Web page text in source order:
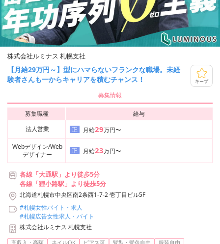
株式会社ルミナス 札幌支社
【月給29万円～】型にハマらないフランクな職場。未経
験者さんも一からキャリアを積むチャンス！
キープ
募集情報
募集職種
給与
法人営業
正 月給29万円〜
Webデザイン/Web
デザイナー
正 月給23万円〜
各線「大通駅」より徒歩5分
各線「狸小路駅」より徒歩5分
北海道札幌市中央区南2条西1-7-2 壱丁目ビル5F
#札幌女性バイト・求人
#札幌広告女性求人・バイト
株式会社ルミナス 札幌支社
高収入・高額 ネイルOK ピアス可 髪型・髪色自由 服装自由